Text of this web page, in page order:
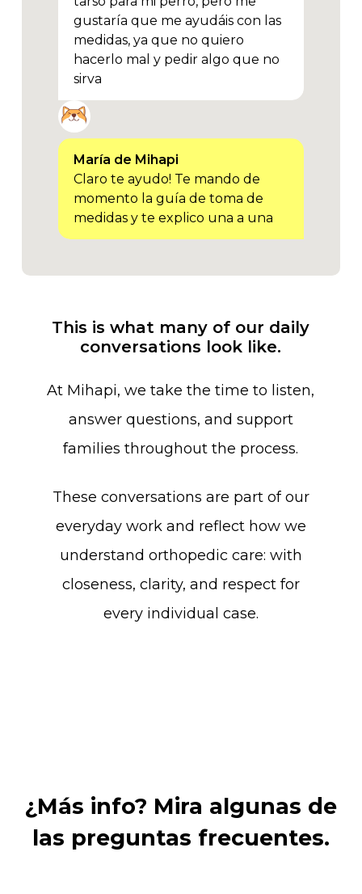
gustaría que me ayudáis con las
medidas, ya que no quiero
hacerlo mal y pedir algo que no
sirva
This is what many of our daily
conversations look like.
At Mihapi, we take the time to listen,
answer questions, and support
families throughout the process.
These conversations are part of our
everyday work and reflect how we
understand orthopedic care: with
closeness, clarity, and respect for
every individual case.
¿Más info? Mira algunas de
las preguntas frecuentes.